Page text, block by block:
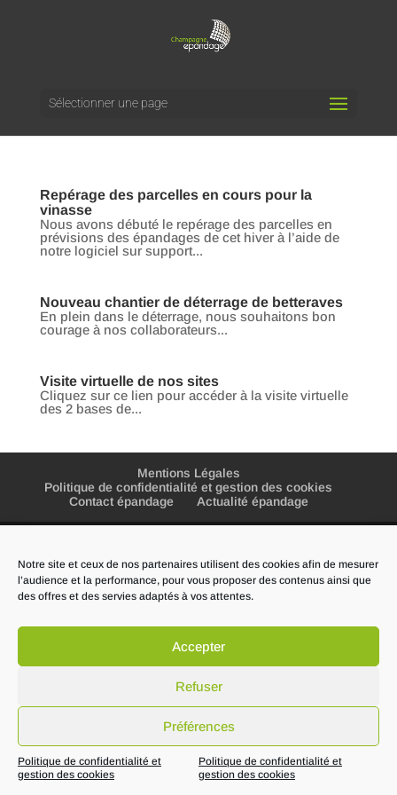
Notre site et ceux de nos partenaires utilisent des cookies afin de mesurer
l’audience et la performance, pour vous proposer des contenus ainsi que
des offres et des servies adaptés à vos attentes.
Accepter
Refuser
Préférences
Politique de confidentialité et
gestion des cookies
Politique de confidentialité et
gestion des cookies
Sélectionner une page
Repérage des parcelles en cours pour la
vinasse
Nous avons débuté le repérage des parcelles en
prévisions des épandages de cet hiver à l’aide de
notre logiciel sur support...
Nouveau chantier de déterrage de betteraves
En plein dans le déterrage, nous souhaitons bon
courage à nos collaborateurs...
Visite virtuelle de nos sites
Cliquez sur ce lien pour accéder à la visite virtuelle
des 2 bases de...
Mentions Légales
Politique de confidentialité et gestion des cookies
Contact épandage
Actualité épandage
© 2014-2026Groupe écho